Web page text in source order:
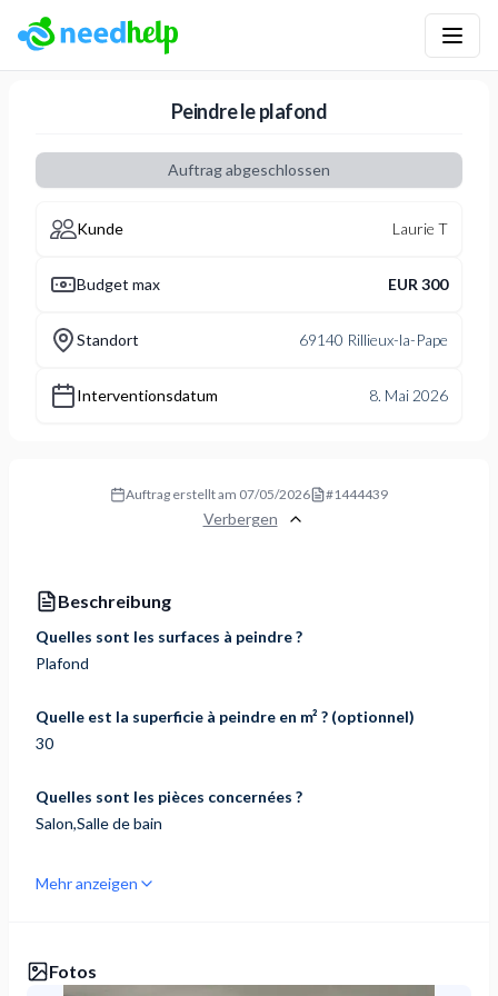
Peindre le plafond
Auftrag abgeschlossen
Kunde Laurie T
Budget max EUR 300
Standort 69140 Rillieux-la-Pape
Interventionsdatum 8. Mai 2026
Auftrag erstellt am 07/05/2026 #1444439
Verbergen
Beschreibung
Quelles sont les surfaces à peindre ?
Plafond
Quelle est la superficie à peindre en m² ? (optionnel)
30
Quelles sont les pièces concernées ?
Salon,Salle de bain
Mehr anzeigen
Fotos
NeedHelp: Plattform für Handwerksarbeiten und